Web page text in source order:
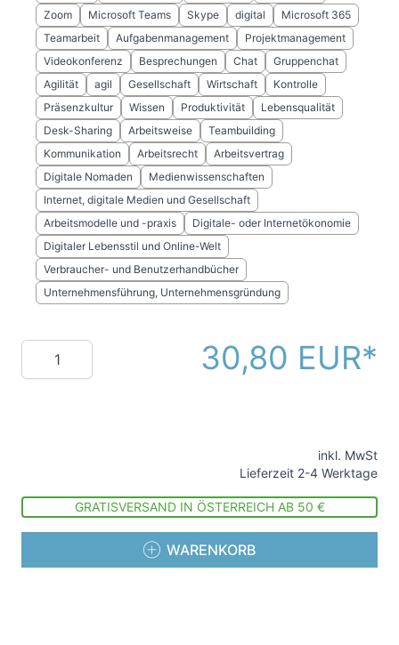
Zoom
Microsoft Teams Skype digital
Microsoft 365
Teamarbeit
Aufgabenmanagement
Projektmanagement
Videokonferenz
Besprechungen Chat
Gruppenchat
Agilität
agil Gesellschaft Wirtschaft
Kontrolle
Präsenzkultur
Wissen Produktivität
Lebensqualität
Desk-Sharing
Arbeitsweise
Teambuilding
Kommunikation
Arbeitsrecht
Arbeitsvertrag
Digitale Nomaden
Medienwissenschaften
Internet, digitale Medien und Gesellschaft
Arbeitsmodelle und -praxis
Digitale- oder Internetökonomie
Digitaler Lebensstil und Online-Welt
Verbraucher- und Benutzerhandbücher
Unternehmensführung, Unternehmensgründung
Menge 30,80 EUR
inkl. MwSt
Lieferzeit 2-4 Werktage
GRATISVERSAND IN ÖSTERREICH AB 50 €
WARENKORB